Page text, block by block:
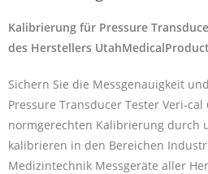
Kalibrierung für Pressure
des Herstellers
Sichern Sie die Messgenauigkeit
Pressure Transducer Tester Veri-
normgerechten Kalibrierung durch
kalibrieren in den Bereichen
Medizintechnik Messgeräte aller